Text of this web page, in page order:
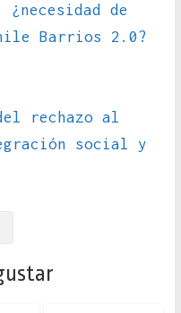
de
Barrios 2.0?
rechazo al
social y